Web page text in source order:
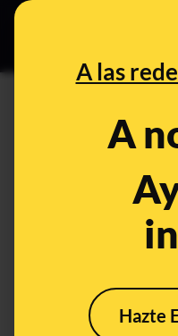
A las
A
Hazte
¿Los
de
What's being said: